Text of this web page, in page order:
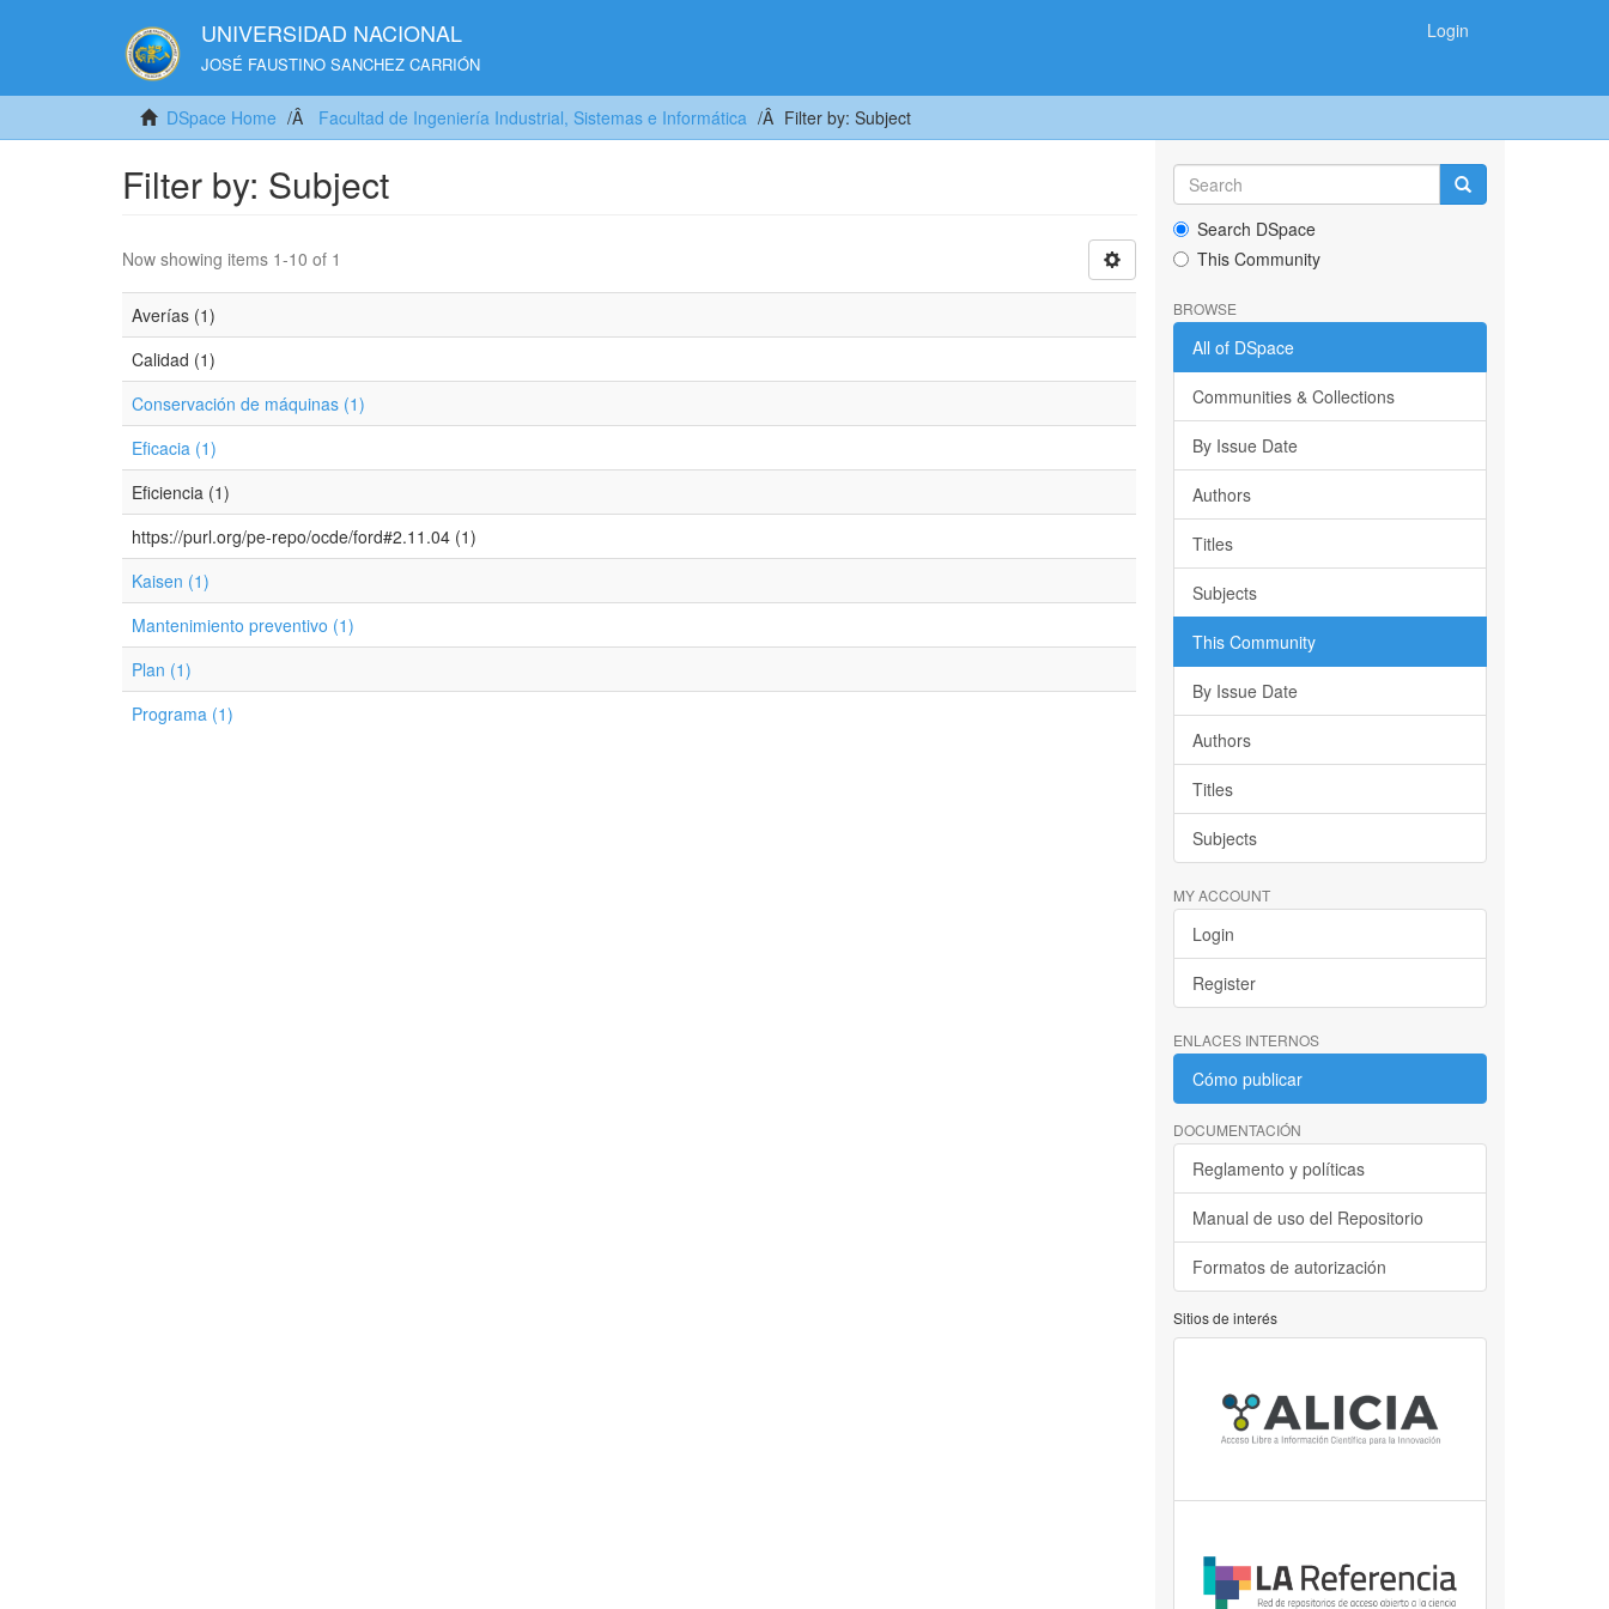
UNIVERSIDAD NACIONAL
JOSÉ FAUSTINO SANCHEZ CARRIÓN
Login
DSpace Home Facultad de Ingeniería Industrial, Sistemas e Informática Filter by: Subject
Filter by: Subject
Now showing items 1-10 of 1
Averías (1)
Calidad (1)
Conservación de máquinas (1)
Eficacia (1)
Eficiencia (1)
https://purl.org/pe-repo/ocde/ford#2.11.04 (1)
Kaisen (1)
Mantenimiento preventivo (1)
Plan (1)
Programa (1)
Search DSpace
This Community
BROWSE
All of DSpace
Communities & Collections
By Issue Date
Authors
Titles
Subjects
This Community
By Issue Date
Authors
Titles
Subjects
MY ACCOUNT
Login
Register
ENLACES INTERNOS
Cómo publicar
DOCUMENTACIÓN
Reglamento y políticas
Manual de uso del Repositorio
Formatos de autorización
Sitios de interés